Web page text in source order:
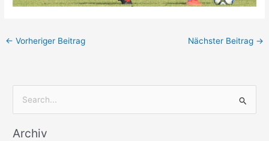
← Vorheriger Beitrag Nächster Beitrag →
c
Archiv